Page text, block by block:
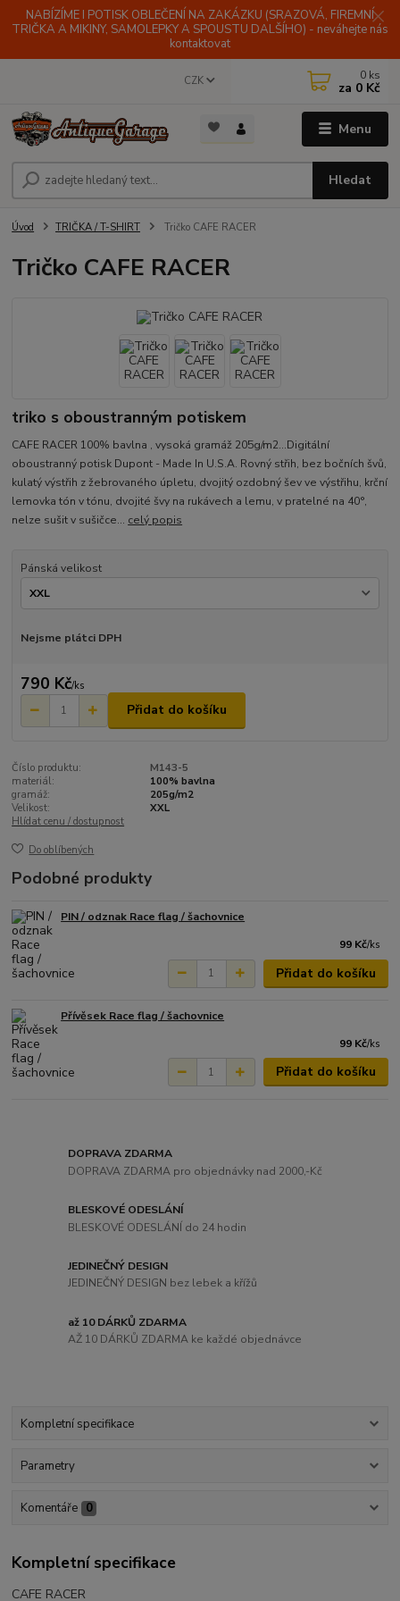
NABÍZÍME I POTISK OBLEČENÍ NA ZAKÁZKU (SRAZOVÁ, FIREMNÍ
TRIČKA A MIKINY, SAMOLEPKY A SPOUSTU DALŠÍHO) - neváhejte nás
kontaktovat
Menu
CZK
Hledat
0 ks
za 0 Kč
Úvod TRIČKA / T-SHIRT Tričko CAFE RACER
Tričko CAFE RACER
triko s oboustranným potiskem
CAFE RACER 100% bavlna , vysoká gramáž 205g/m2...Digitální
oboustranný potisk Dupont - Made In U.S.A. Rovný střih, bez bočních švů,
kulatý výstřih z žebrovaného úpletu, dvojitý ozdobný šev ve výstřihu, krční
lemovka tón v tónu, dvojité švy na rukávech a lemu, v pratelné na 40°,
nelze sušit v sušičce... celý popis
Pánská velikost
Nejsme plátci DPH
790 Kč/ks
Přidat do košíku
Číslo produktu:
M143-5
materiál:
100% bavlna
gramáž:
205g/m2
Velikost:
XXL
Hlídat cenu / dostupnost
Do oblíbených
Podobné produkty
PIN / odznak Race flag / šachovnice
99 Kč/ks
Přidat do košíku
Přívěsek Race flag / šachovnice
99 Kč/ks
Přidat do košíku
DOPRAVA ZDARMA
DOPRAVA ZDARMA pro objednávky nad 2000,-Kč
BLESKOVÉ ODESLÁNÍ
BLESKOVÉ ODESLÁNÍ do 24 hodin
JEDINEČNÝ DESIGN
JEDINEČNÝ DESIGN bez lebek a křížů
až 10 DÁRKŮ ZDARMA
AŽ 10 DÁRKŮ ZDARMA ke každé objednávce
Kompletní specifikace
Parametry
Komentáře 0
Kompletní specifikace
CAFE RACER